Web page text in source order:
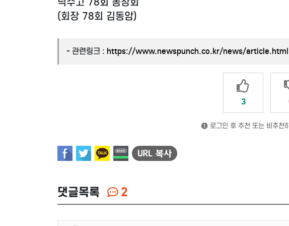
(회장 78회 김동암)
- 관련링크 : https://www.newspunch.co.kr/news/
3
로그인 후 추천 또는 비추천
댓글목록 2